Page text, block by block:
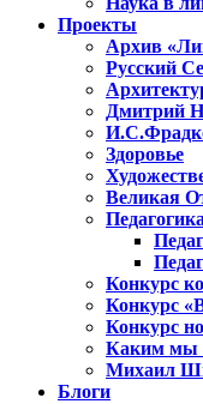
Проекты
Архив
Русский
Дмитрий
Здоровье
Великая
Конкурс
Конкурс
Конкурс
Каким мы
Михаил
Блоги